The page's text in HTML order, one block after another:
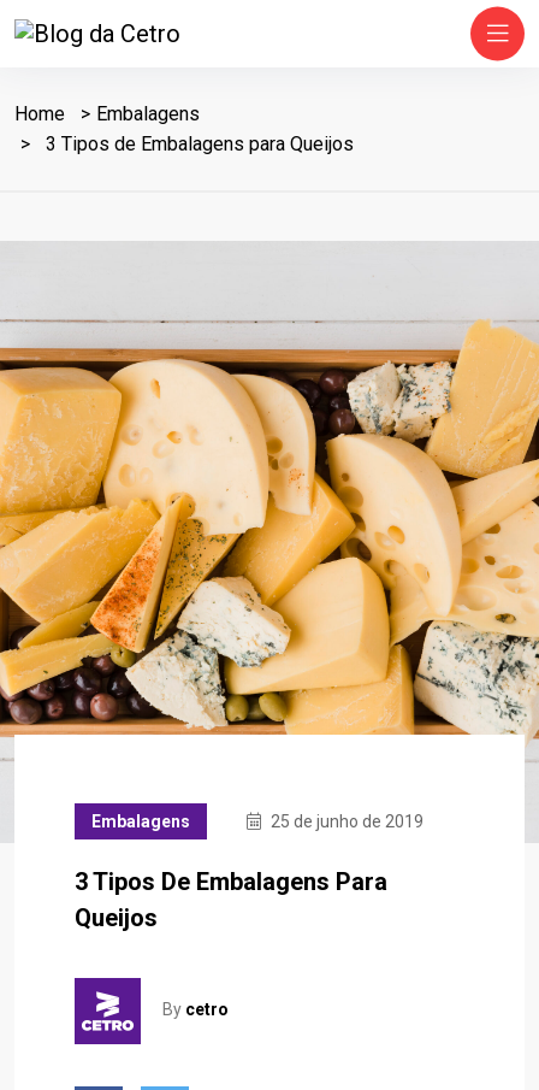
Home
Embalagens
3 Tipos de Embalagens para Queijos
Embalagens 25 de junho de 2019
3 Tipos De Embalagens Para
Queijos
By cetro